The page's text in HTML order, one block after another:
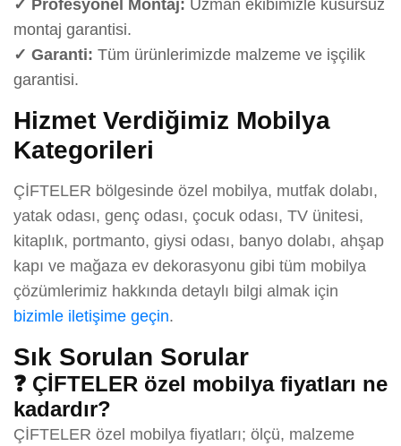
✓ Profesyonel Montaj: Uzman ekibimizle kusursuz
montaj garantisi.
✓ Garanti: Tüm ürünlerimizde malzeme ve işçilik
garantisi.
Hizmet Verdiğimiz Mobilya
Kategorileri
ÇİFTELER bölgesinde özel mobilya, mutfak dolabı,
yatak odası, genç odası, çocuk odası, TV ünitesi,
kitaplık, portmanto, giysi odası, banyo dolabı, ahşap
kapı ve mağaza ev dekorasyonu gibi tüm mobilya
çözümlerimiz hakkında detaylı bilgi almak için
bizimle iletişime geçin.
Sık Sorulan Sorular
❓ ÇİFTELER özel mobilya fiyatları ne
kadardır?
ÇİFTELER özel mobilya fiyatları; ölçü, malzeme